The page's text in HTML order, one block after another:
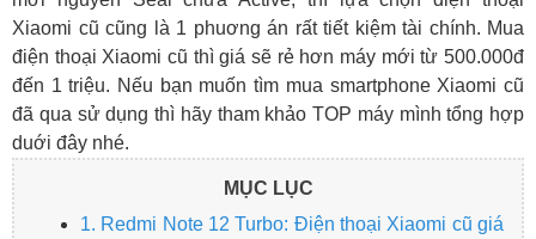
Xiaomi cũ cũng là 1 phuơng án rất tiết kiệm tài chính. Mua
điện thoại Xiaomi cũ thì giá sẽ rẻ hơn máy mới từ 500.000đ
đến 1 triệu. Nếu bạn muốn tìm mua smartphone Xiaomi cũ
đã qua sử dụng thì hãy tham khảo TOP máy mình tổng hợp
duới đây nhé.
MỤC LỤC
1. Redmi Note 12 Turbo: Điện thoại Xiaomi cũ giá